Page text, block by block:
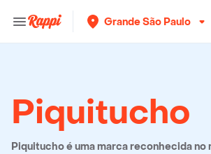
Grande São Paulo
Piquitucho
Piquitucho é uma marca reconhecida